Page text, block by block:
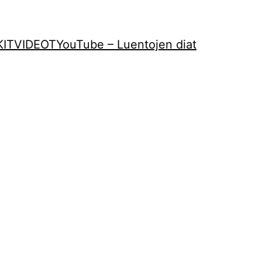
VIDEOTYouTube – Luentojen diat